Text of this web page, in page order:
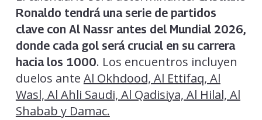
Ronaldo tendrá una serie de partidos
clave con Al Nassr antes del Mundial 2026,
donde cada gol será crucial en su carrera
hacia los 1000. Los encuentros incluyen
duelos ante Al Okhdood, Al Ettifaq, Al
Wasl, Al Ahli Saudi, Al Qadisiya, Al Hilal, Al
Shabab y Damac.